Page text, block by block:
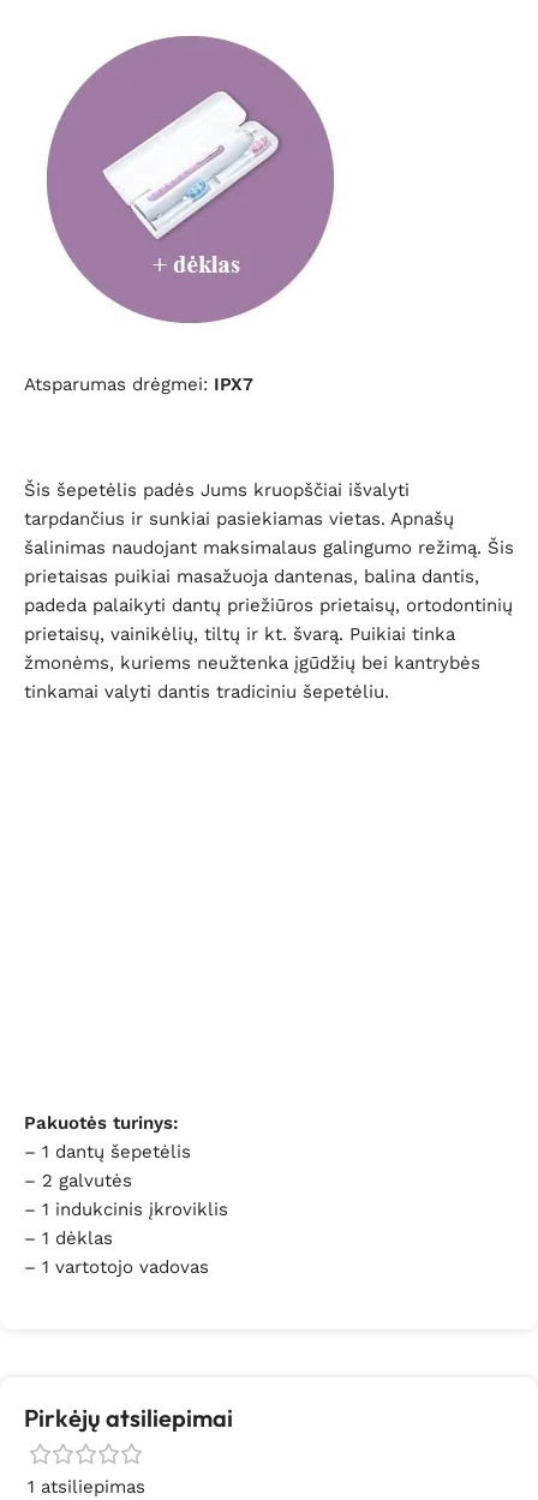
Atsparumas drėgmei: IPX7
Šis šepetėlis padės Jums kruopščiai išvalyti
tarpdančius ir sunkiai pasiekiamas vietas. Apnašų
šalinimas naudojant maksimalaus galingumo režimą. Šis
prietaisas puikiai masažuoja dantenas, balina dantis,
padeda palaikyti dantų priežiūros prietaisų, ortodontinių
prietaisų, vainikėlių, tiltų ir kt. švarą. Puikiai tinka
žmonėms, kuriems neužtenka įgūdžių bei kantrybės
tinkamai valyti dantis tradiciniu šepetėliu.
Pakuotės turinys:
– 1 dantų šepetėlis
– 2 galvutės
– 1 indukcinis įkroviklis
– 1 dėklas
– 1 vartotojo vadovas
Pirkėjų atsiliepimai
1 atsiliepimas